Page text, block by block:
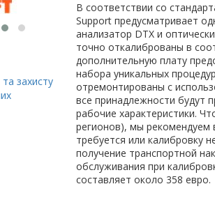
та захисту
В соответствии со
Support предусматривает
анализатор DTX и
точно откалиброваны в
дополнительную плату
набора уникальных
отремонтированы с
все принадлежности будут
рабочие характеристики.
регионов), мы рекомендуем
требуется или калибровку
получение транспортной
обслуживания при
составляет около 358 евро.